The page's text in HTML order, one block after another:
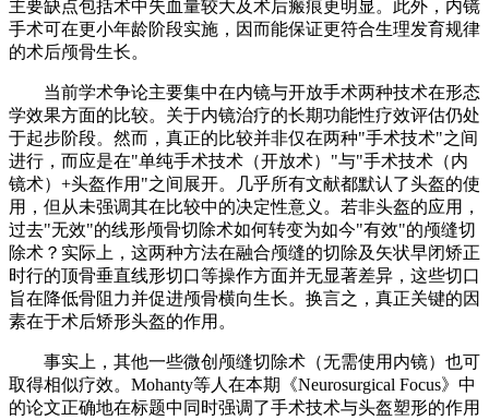
主要缺点包括术中失血量较大及术后瘢痕更明显。此外，内镜
手术可在更小年龄阶段实施，因而能保证更符合生理发育规律
的术后颅骨生长。
当前学术争论主要集中在内镜与开放手术两种技术在形态
学效果方面的比较。关于内镜治疗的长期功能性疗效评估仍处
于起步阶段。然而，真正的比较并非仅在两种"手术技术"之间
进行，而应是在"单纯手术技术（开放术）"与"手术技术（内
镜术）+头盔作用"之间展开。几乎所有文献都默认了头盔的使
用，但从未强调其在比较中的决定性意义。若非头盔的应用，
过去"无效"的线形颅骨切除术如何转变为如今"有效"的颅缝切
除术？实际上，这两种方法在融合颅缝的切除及矢状早闭矫正
时行的顶骨垂直线形切口等操作方面并无显著差异，这些切口
旨在降低骨阻力并促进颅骨横向生长。换言之，真正关键的因
素在于术后矫形头盔的作用。
事实上，其他一些微创颅缝切除术（无需使用内镜）也可
取得相似疗效。Mohanty等人在本期《Neurosurgical Focus》中
的论文正确地在标题中同时强调了手术技术与头盔塑形的作用